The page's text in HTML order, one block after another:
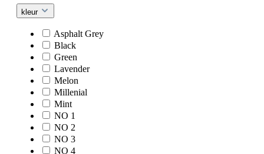
kleur
Asphalt Grey
Black
Green
Lavender
Melon
Millenial
Mint
NO 1
NO 2
NO 3
NO 4